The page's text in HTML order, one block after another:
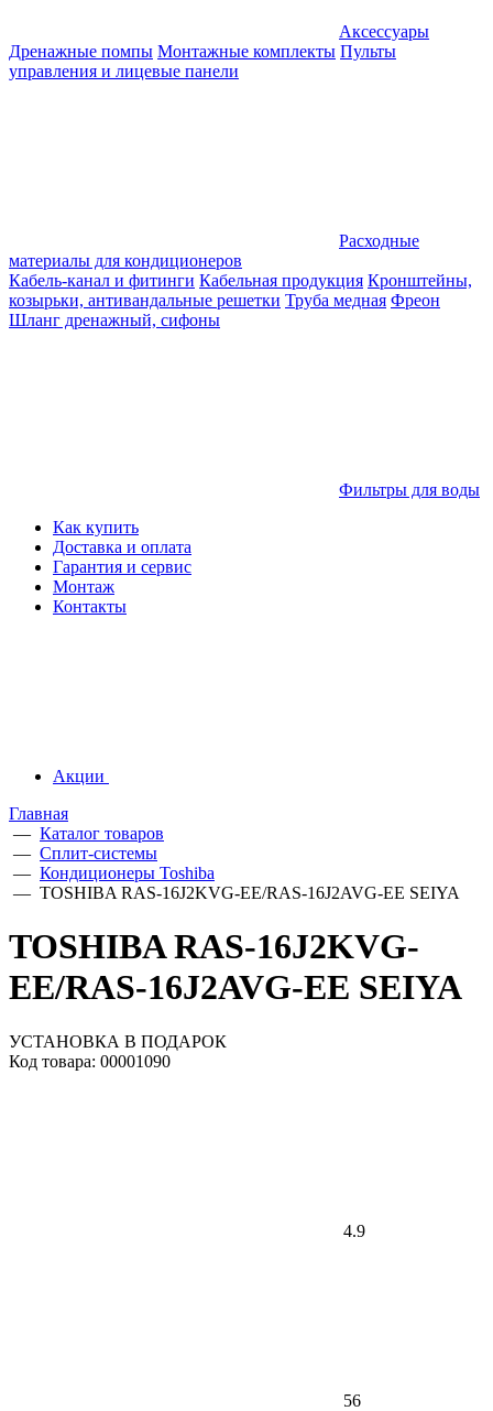
Аксессуары
Дренажные помпы Монтажные комплекты Пульты
управления и лицевые панели
Расходные
материалы для кондиционеров
Кабель-канал и фитинги Кабельная продукция Кронштейны,
козырьки, антивандальные решетки Труба медная Фреон
Шланг дренажный, сифоны
Фильтры для воды
Как купить
Доставка и оплата
Гарантия и сервис
Монтаж
Контакты
Акции
Главная
— Каталог товаров
— Сплит-системы
— Кондиционеры Toshiba
— TOSHIBA RAS-16J2KVG-EE/RAS-16J2AVG-EE SEIYA
TOSHIBA RAS-16J2KVG-
EE/RAS-16J2AVG-EE SEIYA
УСТАНОВКА В ПОДАРОК
Код товара: 00001090
4.9
56